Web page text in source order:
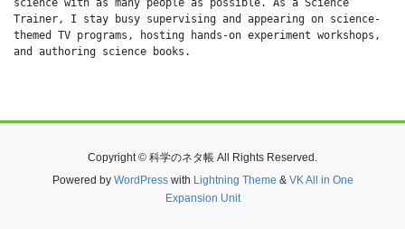
science with as many people as possible. As a Science
Trainer, I stay busy supervising and appearing on science-
themed TV programs, hosting hands-on experiment workshops,
and authoring science books.
Copyright © 科学のネタ帳 All Rights Reserved.
Powered by WordPresswith Lightning Theme & VK All in One
Expansion Unit